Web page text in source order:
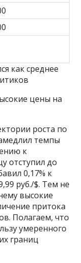
как среднее
цены на
роста по
темпы
к
отступил до
0,17% к
руб./$. Тем не
высокие
притока
Полагаем, что
умеренного
границ